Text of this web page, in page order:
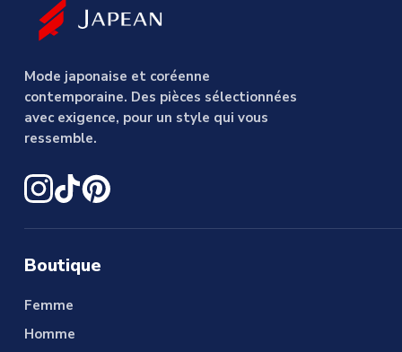
Mode japonaise et coréenne
contemporaine. Des pièces sélectionnées
avec exigence, pour un style qui vous
ressemble.
Boutique
Femme
Homme